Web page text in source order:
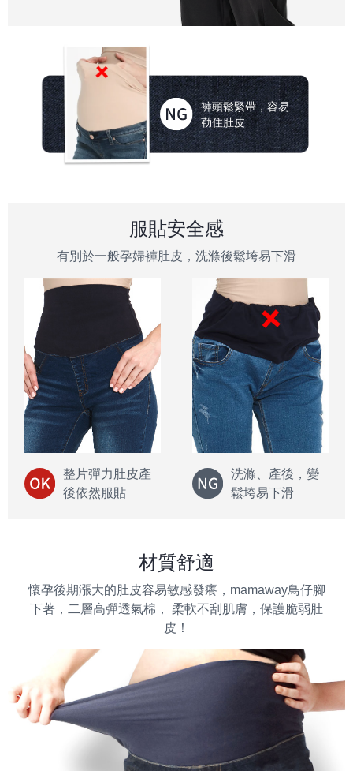
褲頭鬆緊帶，容易
勒住肚皮
服貼安全感
有別於一般孕婦褲肚皮，洗滌後鬆垮易下滑
整片彈力肚皮產
後依然服貼
洗滌、產後，變
鬆垮易下滑
材質舒適
懷孕後期漲大的肚皮容易敏感發癢，mamaway鳥仔腳
下著，二層高彈透氣棉， 柔軟不刮肌膚，保護脆弱肚
皮！